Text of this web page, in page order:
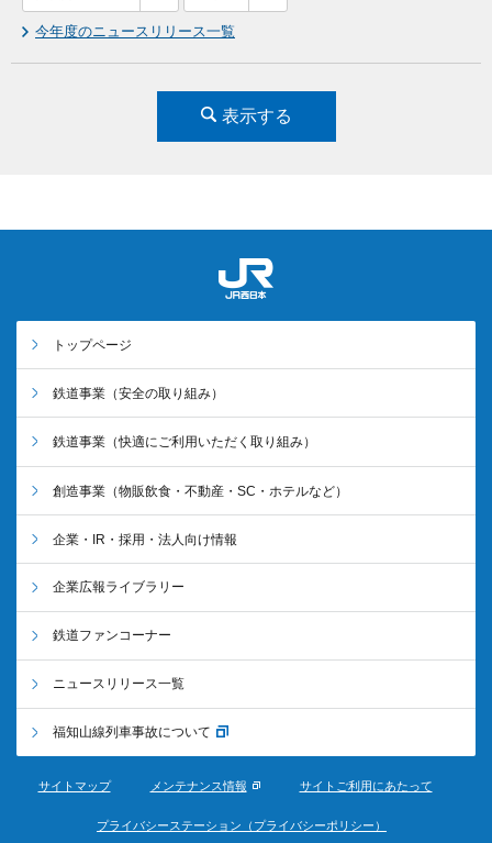
今年度のニュースリリース一覧
表示する
トップページ
鉄道事業 （安全の取り組み）
鉄道事業 （快適にご利用いただく取り組み）
創造事業 （物販飲食・不動産・SC・ホテルなど）
企業・IR・採用・法人向け情報
企業広報ライブラリー
鉄道ファンコーナー
ニュースリリース一覧
福知山線列車事故について
サイトマップ メンテナンス情報 サイトご利用にあたって
プライバシーステーション（プライバシーポリシー）